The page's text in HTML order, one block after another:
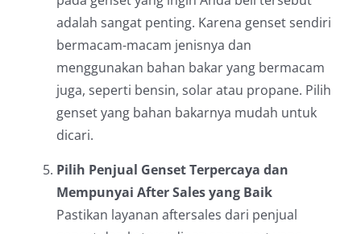
adalah sangat penting. Karena genset sendiri
bermacam-macam jenisnya dan
menggunakan bahan bakar yang bermacam
juga, seperti bensin, solar atau propane. Pilih
genset yang bahan bakarnya mudah untuk
dicari.
Pilih Penjual Genset Terpercaya dan
Mempunyai After Sales yang Baik
Pastikan layanan aftersales dari penjual